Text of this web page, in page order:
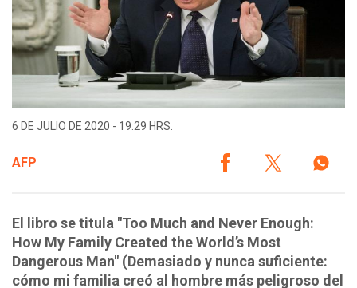
6 DE JULIO DE 2020 - 19:29 HRS.
AFP
El libro se titula "Too Much and Never Enough:
How My Family Created the World’s Most
Dangerous Man" (Demasiado y nunca suficiente:
cómo mi familia creó al hombre más peligroso del